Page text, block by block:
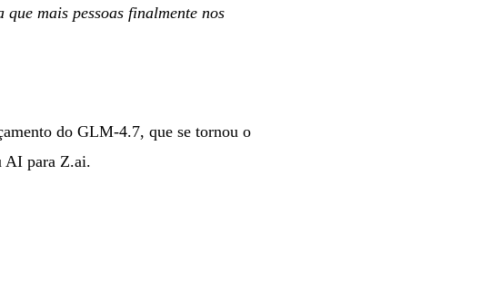
mais pessoas finalmente nos
do GLM-4.7, que se tornou o
AI para Z.ai.